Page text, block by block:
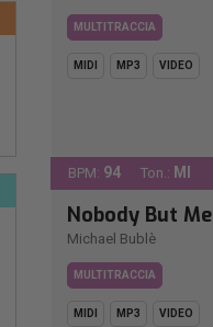
MULTITRACCIA
MIDI MP3 VIDEO
BPM: 94 Ton.: MI
Nobody But Me
Michael Bublè
MULTITRACCIA
MIDI MP3 VIDEO